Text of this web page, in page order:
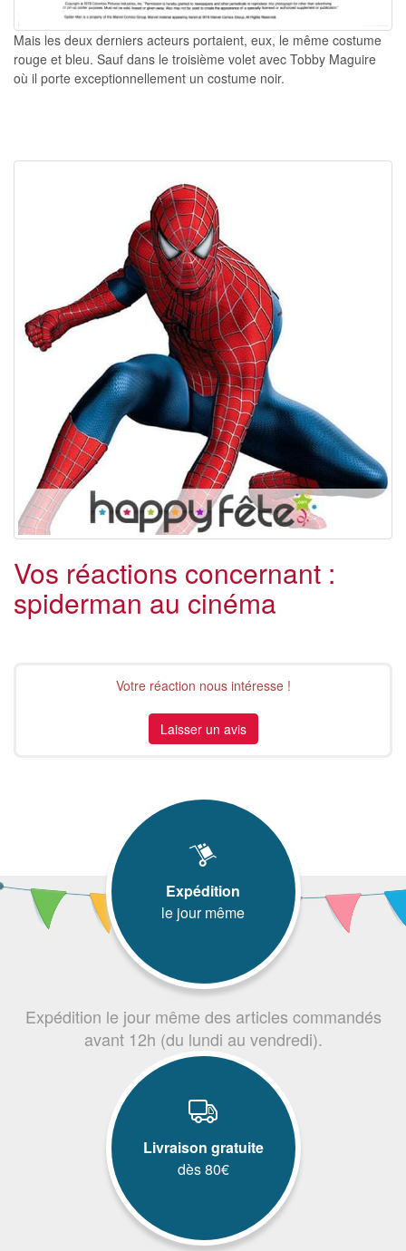
Mais les deux derniers acteurs portaient, eux, le même costume
rouge et bleu. Sauf dans le troisième volet avec Tobby Maguire
où il porte exceptionnellement un costume noir.
Vos réactions concernant :
spiderman au cinéma
Votre réaction nous intéresse !
Laisser un avis
Expédition
le jour même
Expédition le jour même des articles commandés
avant 12h (du lundi au vendredi).
Livraison gratuite
dès 80€